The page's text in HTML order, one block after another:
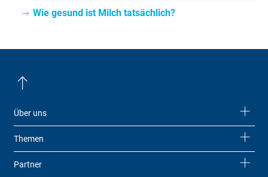
Wie gesund ist Milch tatsächlich?
Über uns
Themen
Partner